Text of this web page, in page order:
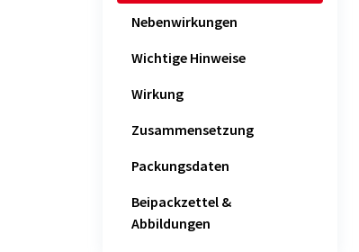
Nebenwirkungen
Wichtige Hinweise
Wirkung
Zusammensetzung
Packungsdaten
Beipackzettel &
Abbildungen